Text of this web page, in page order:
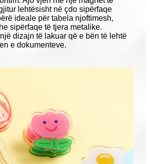
lehtësisht në çdo sipërfaqe
ideale për tabela njoftimesh,
sipërfaqe të tjera metalike.
dizajn të lakuar që e bën të lehtë
e dokumenteve.